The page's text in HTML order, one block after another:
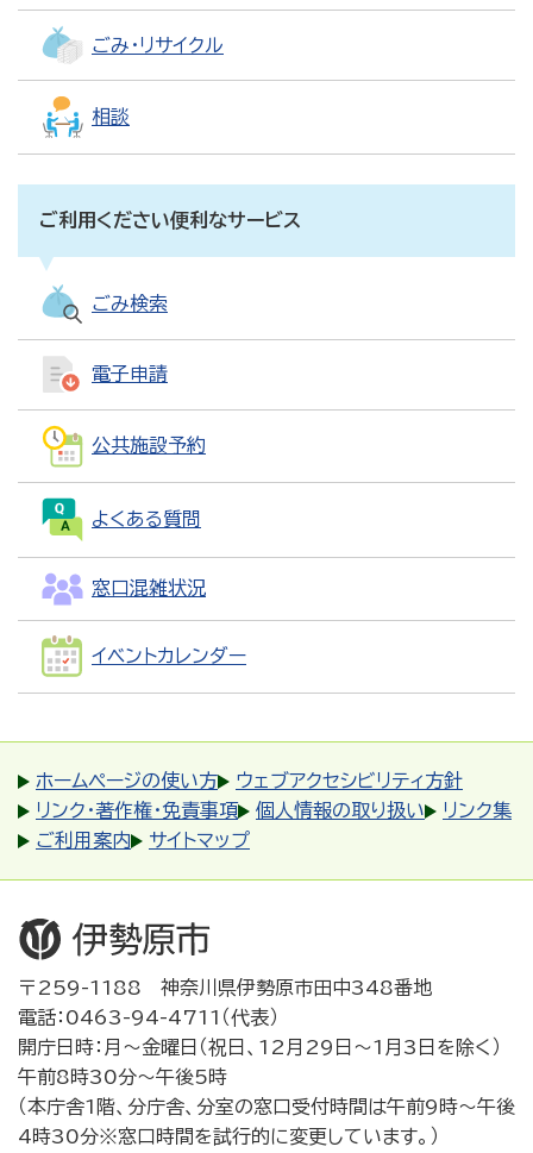
ごみ・リサイクル
相談
ご利用ください便利なサービス
ごみ検索
電子申請
公共施設予約
よくある質問
窓口混雑状況
イベントカレンダー
ホームページの使い方
ウェブアクセシビリティ方針
リンク・著作権・免責事項
個人情報の取り扱い
リンク集
ご利用案内
サイトマップ
〒259-1188 神奈川県伊勢原市田中348番地
電話：0463-94-4711（代表）
開庁日時：月～金曜日（祝日、12月29日～1月3日を除く）
午前8時30分～午後5時
（本庁舎1階、分庁舎、分室の窓口受付時間は午前9時～午後
4時30分※窓口時間を試行的に変更しています。）